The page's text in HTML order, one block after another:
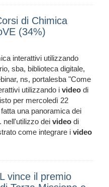
di Chimica
(34%)
interattivi utilizzando
sba, biblioteca digitale,
ns, portalesba "Come
utilizzando i video di
per mercoledì 22
una panoramica dei
nell'utilizzo dei video di
come integrare i video
vince il premio